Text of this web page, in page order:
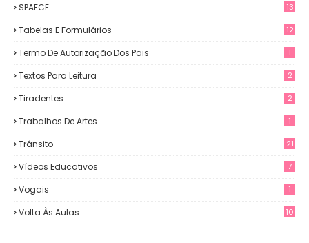
SPAECE 13
Tabelas E Formulários 12
Termo De Autorização Dos Pais 1
Textos Para Leitura 2
Tiradentes 2
Trabalhos De Artes 1
Trânsito 21
Vídeos Educativos 7
Vogais 1
Volta Às Aulas
10